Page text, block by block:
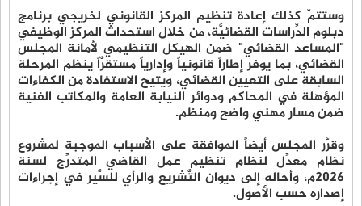
وستتمّ كذلك إعادة تنظيم المركز القانوني لخريجي برنامج
دبلوم الدِّراسات القضائيَّة، من خلال استحداث المركز الوظيفي
"المساعد القضائي" ضمن الهيكل التنظيمي لأمانة المجلس
القضائي، بما يوفر إطاراً قانونياً وإدارياً مستقرَّاً ينظم المرحلة
السابقة على التعيين القضائي، ويتيح الاستفادة من الكفاءات
المؤهلة في المحاكم ودوائر النيابة العامة والمكاتب الفنية
ضمن مسار مهني واضح ومنظم.
وقرَّر المجلس أيضاً الموافقة على الأسباب الموجبة لمشروع
نظام معدِّل لنظام تنظيم عمل القاضي المتدرِّج لسنة
2026م، وأحاله إلى ديوان التَّشريع والرأي للسَّير في إجراءات
إصداره حسب الأصول.